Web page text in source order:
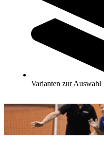
Varianten zur Auswahl